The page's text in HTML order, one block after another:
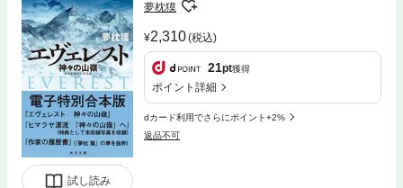
試し読み
夢枕獏
2,310(税込)
21pt獲得
ポイント詳細
dカード利用でさらにポイント+2%
返品不可